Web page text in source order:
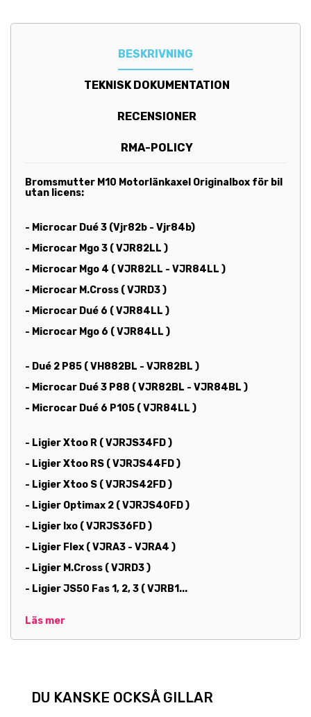
BESKRIVNING
TEKNISK DOKUMENTATION
RECENSIONER
RMA-POLICY
Bromsmutter M10 Motorlänkaxel Originalbox för bil
utan licens:
- Microcar Dué 3 (Vjr82b - Vjr84b)
- Microcar Mgo 3 ( VJR82LL )
- Microcar Mgo 4 ( VJR82LL - VJR84LL )
- Microcar M.Cross ( VJRD3 )
- Microcar Dué 6 ( VJR84LL )
- Microcar Mgo 6 ( VJR84LL )
- Dué 2 P85 ( VH882BL - VJR82BL )
- Microcar Dué 3 P88 ( VJR82BL - VJR84BL )
- Microcar Dué 6 P105 ( VJR84LL )
- Ligier Xtoo R ( VJRJS34FD )
- Ligier Xtoo RS ( VJRJS44FD )
- Ligier Xtoo S ( VJRJS42FD )
- Ligier Optimax 2 ( VJRJS40FD )
- Ligier Ixo ( VJRJS36FD )
- Ligier Flex ( VJRA3 - VJRA4 )
- Ligier M.Cross ( VJRD3 )
- Ligier JS50 Fas 1, 2, 3 ( VJRB1...
Läs mer
DU KANSKE OCKSÅ GILLAR